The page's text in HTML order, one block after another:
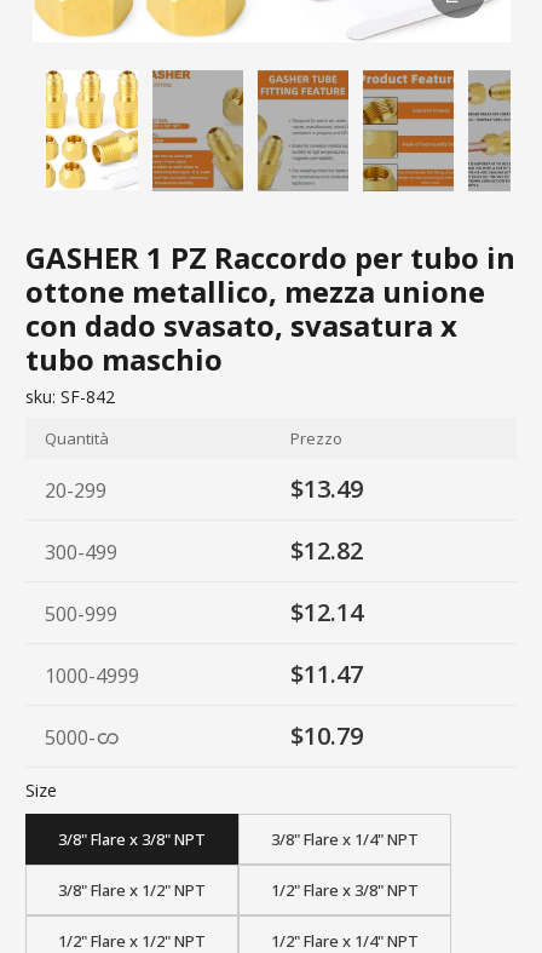
GASHER 1 PZ Raccordo per tubo in
ottone metallico, mezza unione
con dado svasato, svasatura x
tubo maschio
sku: SF-842
Quantità Prezzo
20-299 $13.49
300-499 $12.82
500-999 $12.14
1000-4999 $11.47
5000- $10.79
Size
3/8" Flare x 3/8" NPT 3/8" Flare x 1/4" NPT
3/8" Flare x 1/2" NPT 1/2" Flare x 3/8" NPT
1/2" Flare x 1/2" NPT 1/2" Flare x 1/4" NPT